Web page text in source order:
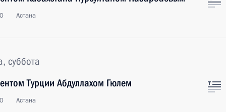
Астана
суббота
Турции Абдуллахом Гюлем
Астана